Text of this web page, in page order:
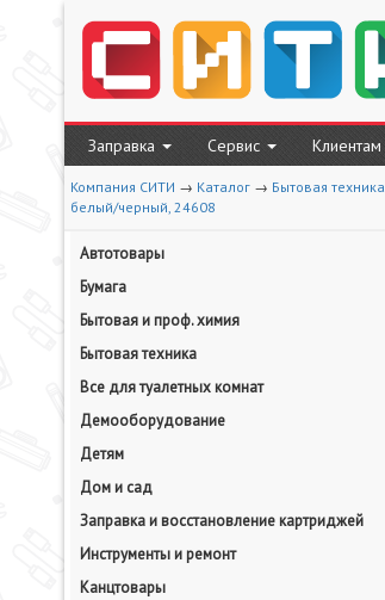
Заправка Сервис Клиентам
Компания СИТИ → Каталог → Бытовая техника
белый/черный, 24608
Автотовары
Бумага
Бытовая и проф. химия
Бытовая техника
Все для туалетных комнат
Демооборудование
Детям
Дом и сад
Заправка и восстановление картриджей
Инструменты и ремонт
Канцтовары